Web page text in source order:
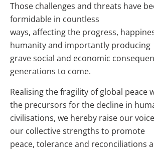
Those challenges and threats have
formidable in countless
ways, affecting the progress,
humanity and importantly producing
grave social and economic
generations to come.
Realising the fragility of global peace
the precursors for the decline in
civilisations, we hereby raise our
our collective strengths to promote
peace, tolerance and reconciliations